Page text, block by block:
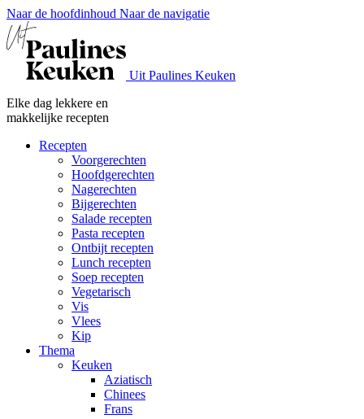
Naar de hoofdinhoud Naar de navigatie
Uit Paulines Keuken
Elke dag lekkere en
makkelijke recepten
Recepten
Voorgerechten
Hoofdgerechten
Nagerechten
Bijgerechten
Salade recepten
Pasta recepten
Ontbijt recepten
Lunch recepten
Soep recepten
Vegetarisch
Vis
Vlees
Kip
Thema
Keuken
Aziatisch
Chinees
Frans